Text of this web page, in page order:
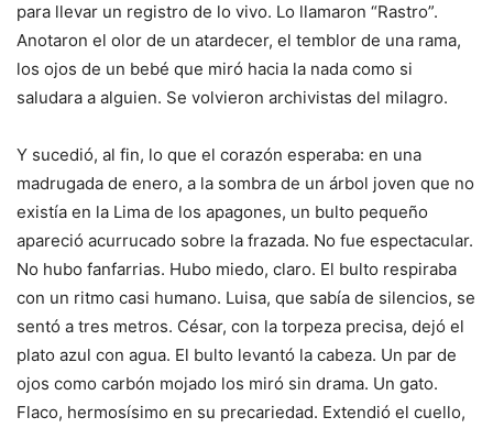
para llevar un registro de lo vivo. Lo llamaron “Rastro”.
Anotaron el olor de un atardecer, el temblor de una rama,
los ojos de un bebé que miró hacia la nada como si
saludara a alguien. Se volvieron archivistas del milagro.
Y sucedió, al fin, lo que el corazón esperaba: en una
madrugada de enero, a la sombra de un árbol joven que no
existía en la Lima de los apagones, un bulto pequeño
apareció acurrucado sobre la frazada. No fue espectacular.
No hubo fanfarrias. Hubo miedo, claro. El bulto respiraba
con un ritmo casi humano. Luisa, que sabía de silencios, se
sentó a tres metros. César, con la torpeza precisa, dejó el
plato azul con agua. El bulto levantó la cabeza. Un par de
ojos como carbón mojado los miró sin drama. Un gato.
Flaco, hermosísimo en su precariedad. Extendió el cuello,